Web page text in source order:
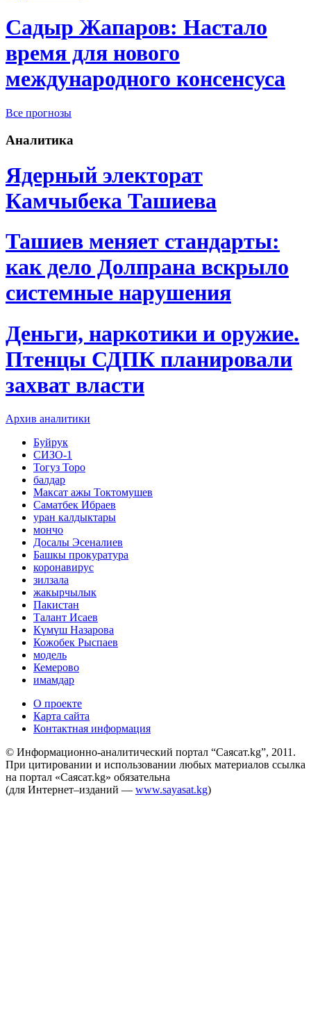
Садыр Жапаров: Настало
время для нового
международного консенсуса
Все прогнозы
Аналитика
Ядерный электорат
Камчыбека Ташиева
Ташиев меняет стандарты:
как дело Долпрана вскрыло
системные нарушения
Деньги, наркотики и оружие.
Птенцы СДПК планировали
захват власти
Архив аналитики
Буйрук
СИЗО-1
Тогуз Торо
балдар
Максат ажы Токтомушев
Саматбек Ибраев
уран калдыктары
мончо
Досалы Эсеналиев
Башкы прокуратура
коронавирус
зилзала
жакырчылык
Пакистан
Талант Исаев
Күмүш Назарова
Кожобек Рыспаев
модель
Кемерово
имамдар
О проекте
Карта сайта
Контактная информация
© Информационно-аналитический портал “Саясат.kg”, 2011.
При цитировании и использовании любых материалов ссылка
на портал «Саясат.kg» обязательна
(для Интернет–изданий — www.sayasat.kg)